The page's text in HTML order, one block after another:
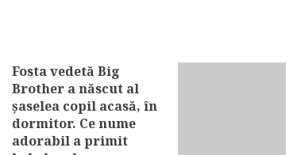
Fosta vedetă Big
Brother a născut al
șaselea copil acasă, în
dormitor. Ce nume
adorabil a primit